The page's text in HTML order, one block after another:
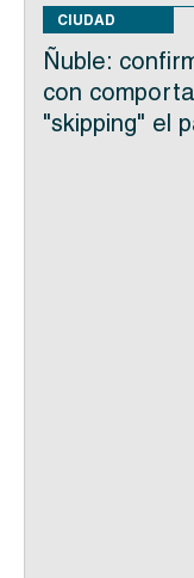
CIUDAD
Ñuble:
con
"skipping" el